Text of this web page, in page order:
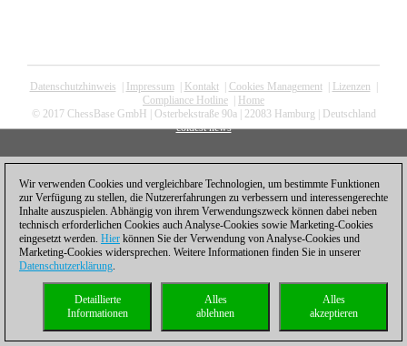
Datenschutzhinweis Impressum| Kontakt| Cookies Management| Lizenzen
Compliance Hotline
Home
© 2017 ChessBase GmbH | Osterbekstraße 90a | 22083 Hamburg | Deutschland
coldest news
Wir verwenden Cookies und vergleichbare Technologien, um bestimmte Funktionen
zur Verfügung zu stellen, die Nutzererfahrungen zu verbessern und interessengerechte
Inhalte auszuspielen. Abhängig von ihrem Verwendungszweck können dabei neben
technisch erforderlichen Cookies auch Analyse-Cookies sowie Marketing-Cookies
eingesetzt werden. Hier können Sie der Verwendung von Analyse-Cookies und
Marketing-Cookies widersprechen. Weitere Informationen finden Sie in unserer
Datenschutzerklärung.
Alles
akzeptieren
Alles
ablehnen
Detaillierte
Informationen